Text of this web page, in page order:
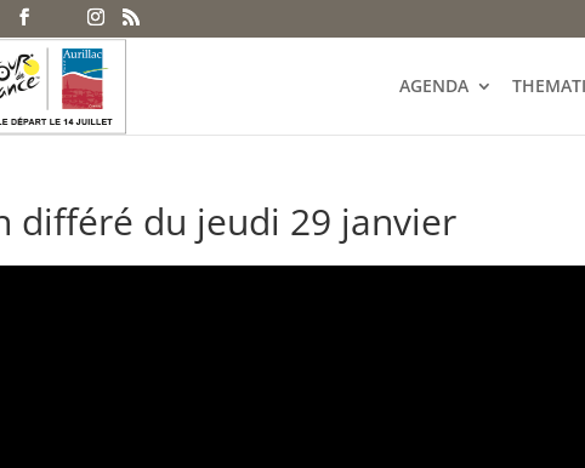
AGENDA
différé du jeudi 29 janvier